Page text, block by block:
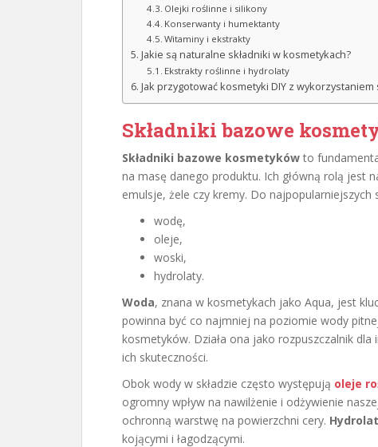
Olejki roślinne i silikony
Konserwanty i humektanty
Witaminy i ekstrakty
Jakie są naturalne składniki w kosmetykach?
Ekstrakty roślinne i hydrolaty
Jak przygotować kosmetyki DIY z wykorzystaniem
Składniki bazowe
Składniki bazowe kosmetyków to
na masę danego produktu. Ich główną rolą jest
emulsje, żele czy kremy. Do najpopularniejszych
wodę,
oleje,
woski,
hydrolaty.
Woda, znana w kosmetykach jako Aqua, jest
powinna być co najmniej na poziomie wody
kosmetyków. Działa ona jako rozpuszczalnik
ich skuteczności.
Obok wody w składzie często występują oleje
ogromny wpływ na nawilżenie i odżywienie
ochronną warstwę na powierzchni cery.
kojącymi i łagodzącymi.